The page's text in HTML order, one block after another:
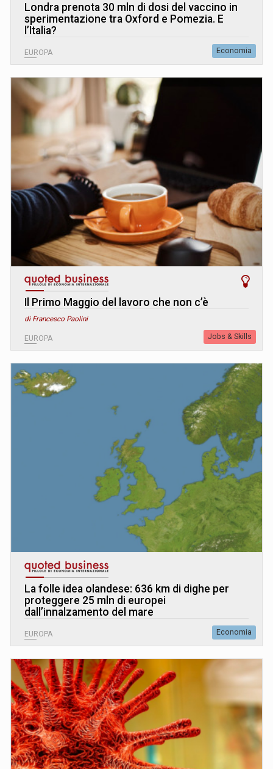
Londra prenota 30 mln di dosi del vaccino in
sperimentazione tra Oxford e Pomezia. E
l’Italia?
EUROPA Economia
Il Primo Maggio del lavoro che non c’è
di Francesco Paolini
EUROPA Jobs & Skills
La folle idea olandese: 636 km di dighe per
proteggere 25 mln di europei
dall’innalzamento del mare
EUROPA Economia